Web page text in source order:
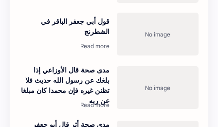
قول أبي جعفر الباقر في
الشطرنج
مدى صحة قال الأوزاعي إذا
بلغك عن رسول الله حديث فلا
تظنن غيره فإن محمدا كان مبلغا
عن ربه
مدى صحة أثر قال أبو جعفر